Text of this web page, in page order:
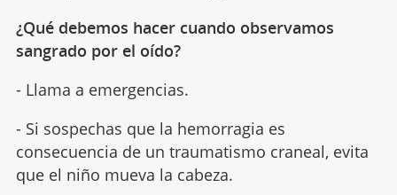
¿Qué debemos hacer cuando observamos
sangrado por el oído?
- Llama a emergencias.
- Si sospechas que la hemorragia es
consecuencia de un traumatismo craneal, evita
que el niño mueva la cabeza.